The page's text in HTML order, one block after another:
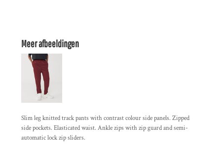
Meer afbeeldingen
Slim leg knitted track pants with contrast colour side panels. Zipped
side pockets. Elasticated waist. Ankle zips with zip guard and semi-
automatic lock zip sliders.